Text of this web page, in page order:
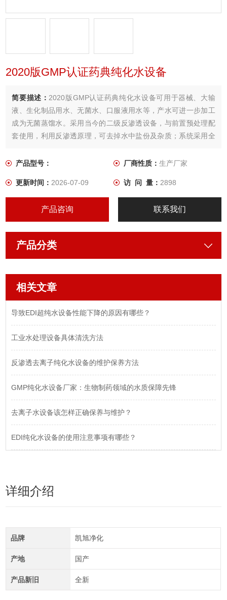
2020版GMP认证药典纯化水设备
简要描述：2020版GMP认证药典纯化水设备可用于器械、大输
液、生化制品用水、无菌水、口服液用水等，产水可进一步加工
成为无菌蒸馏水。采用当今的二级反渗透设备，与前置预处理配
套使用，利用反渗透原理，可去掉水中盐份及杂质；系统采用全
便等优点，水质达到相关药典要求，符合GMP认证要求。
产品型号： 厂商性质： 生产厂家
更新时间：2026-07-09 访 问 量： 2898
产品咨询 联系我们
产品分类
相关文章
导致EDI超纯水设备性能下降的原因有哪些？
工业水处理设备具体清洗方法
反渗透去离子纯化水设备的维护保养方法
GMP纯化水设备厂家：生物制药领域的水质保障先锋
去离子水设备该怎样正确保养与维护？
EDI纯化水设备的使用注意事项有哪些？
详细介绍
品牌 凯旭净化
产地 国产
产品新旧 全新